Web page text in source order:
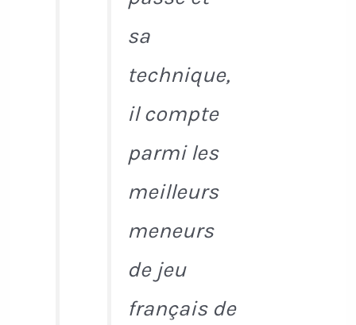
sa
technique,
il compte
parmi les
meilleurs
meneurs
de jeu
français de